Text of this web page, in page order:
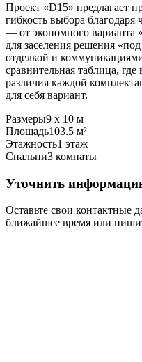
Проект «D15» предлагает
гибкость выбора
— от экономного варианта
для заселения решения
отделкой и
сравнительная таблица,
различия каждой
для себя вариант.
Размеры9 х 10 м
Площадь103.5 м²
Этажность1 этаж
Спальни3 комнаты
Уточнить
Оставьте свои контактные
ближайшее время или